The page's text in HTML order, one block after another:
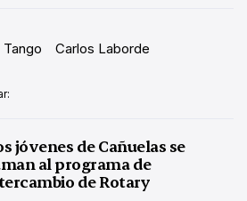
Tango Carlos Laborde
jóvenes de Cañuelas se
al programa de
de Rotary